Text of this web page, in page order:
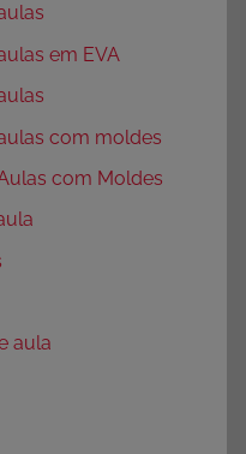
em EVA
com moldes
com Moldes
aula